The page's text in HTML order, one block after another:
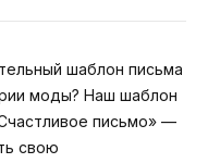
шаблон письма
моды? Наш шаблон
письмо» —
свою